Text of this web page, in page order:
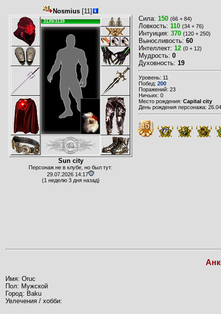
Nosmius [11]
3139/3139
Sun city
Персонаж не в клубе, но был тут:
29.07.2026 14:17
(1 неделю 3 дня назад)
Сила: 150 (66 + 84)
Ловкость: 110 (34 + 76)
Интуиция: 370 (120 + 250)
Выносливость: 60
Интеллект: 12 (0 + 12)
Мудрость: 0
Духовность: 19
Уровень: 11
Побед: 200
Поражений: 23
Ничьих: 0
Место рождения: Capital city
День рождения персонажа:
Имя: Oruc
Пол: Мужской
Город: Baku
Увлечения / хобби: